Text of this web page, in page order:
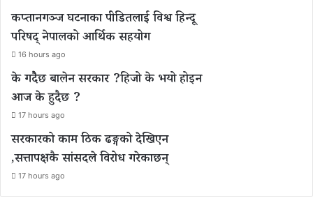
कप्तानगञ्ज घटनाका पीडितलाई विश्व हिन्दू
परिषद् नेपालको आर्थिक सहयोग
16 hours ago
के गदैैछ बालेन सरकार ?हिजो के भयो होइन
आज के हुदैछ ?
17 hours ago
सरकारको काम ठिक ढङ्गको देखिएन
,सत्तापक्षकै सांसदले विरोध गरेकाछन्
17 hours ago